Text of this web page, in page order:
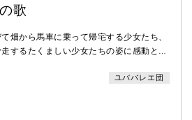
歌
畑から馬車に乗って帰宅する少女たち、
するたくましい少女たちの姿に感動とイ
小原明子が弓場農場で創作した最初の踊
ユババレエ団